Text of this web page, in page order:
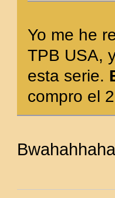
Yo me he
TPB USA,
esta serie.
compro el